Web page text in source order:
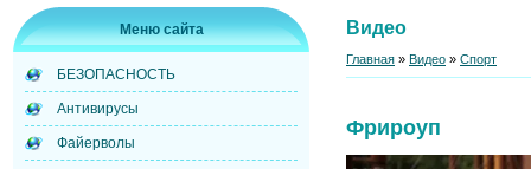
Меню сайта
БЕЗОПАСНОСТЬ
Антивирусы
Файерволы
Видео
Главная » Видео » Спорт
Фрироуп